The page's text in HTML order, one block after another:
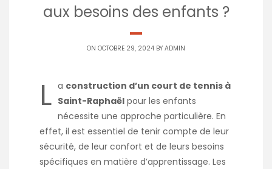
aux besoins des enfants ?
ON OCTOBRE 29, 2024 BY ADMIN
L a construction d’un court de tennis à
Saint-Raphaël pour les enfants
nécessite une approche particulière. En
effet, il est essentiel de tenir compte de leur
sécurité, de leur confort et de leurs besoins
spécifiques en matière d’apprentissage. Les